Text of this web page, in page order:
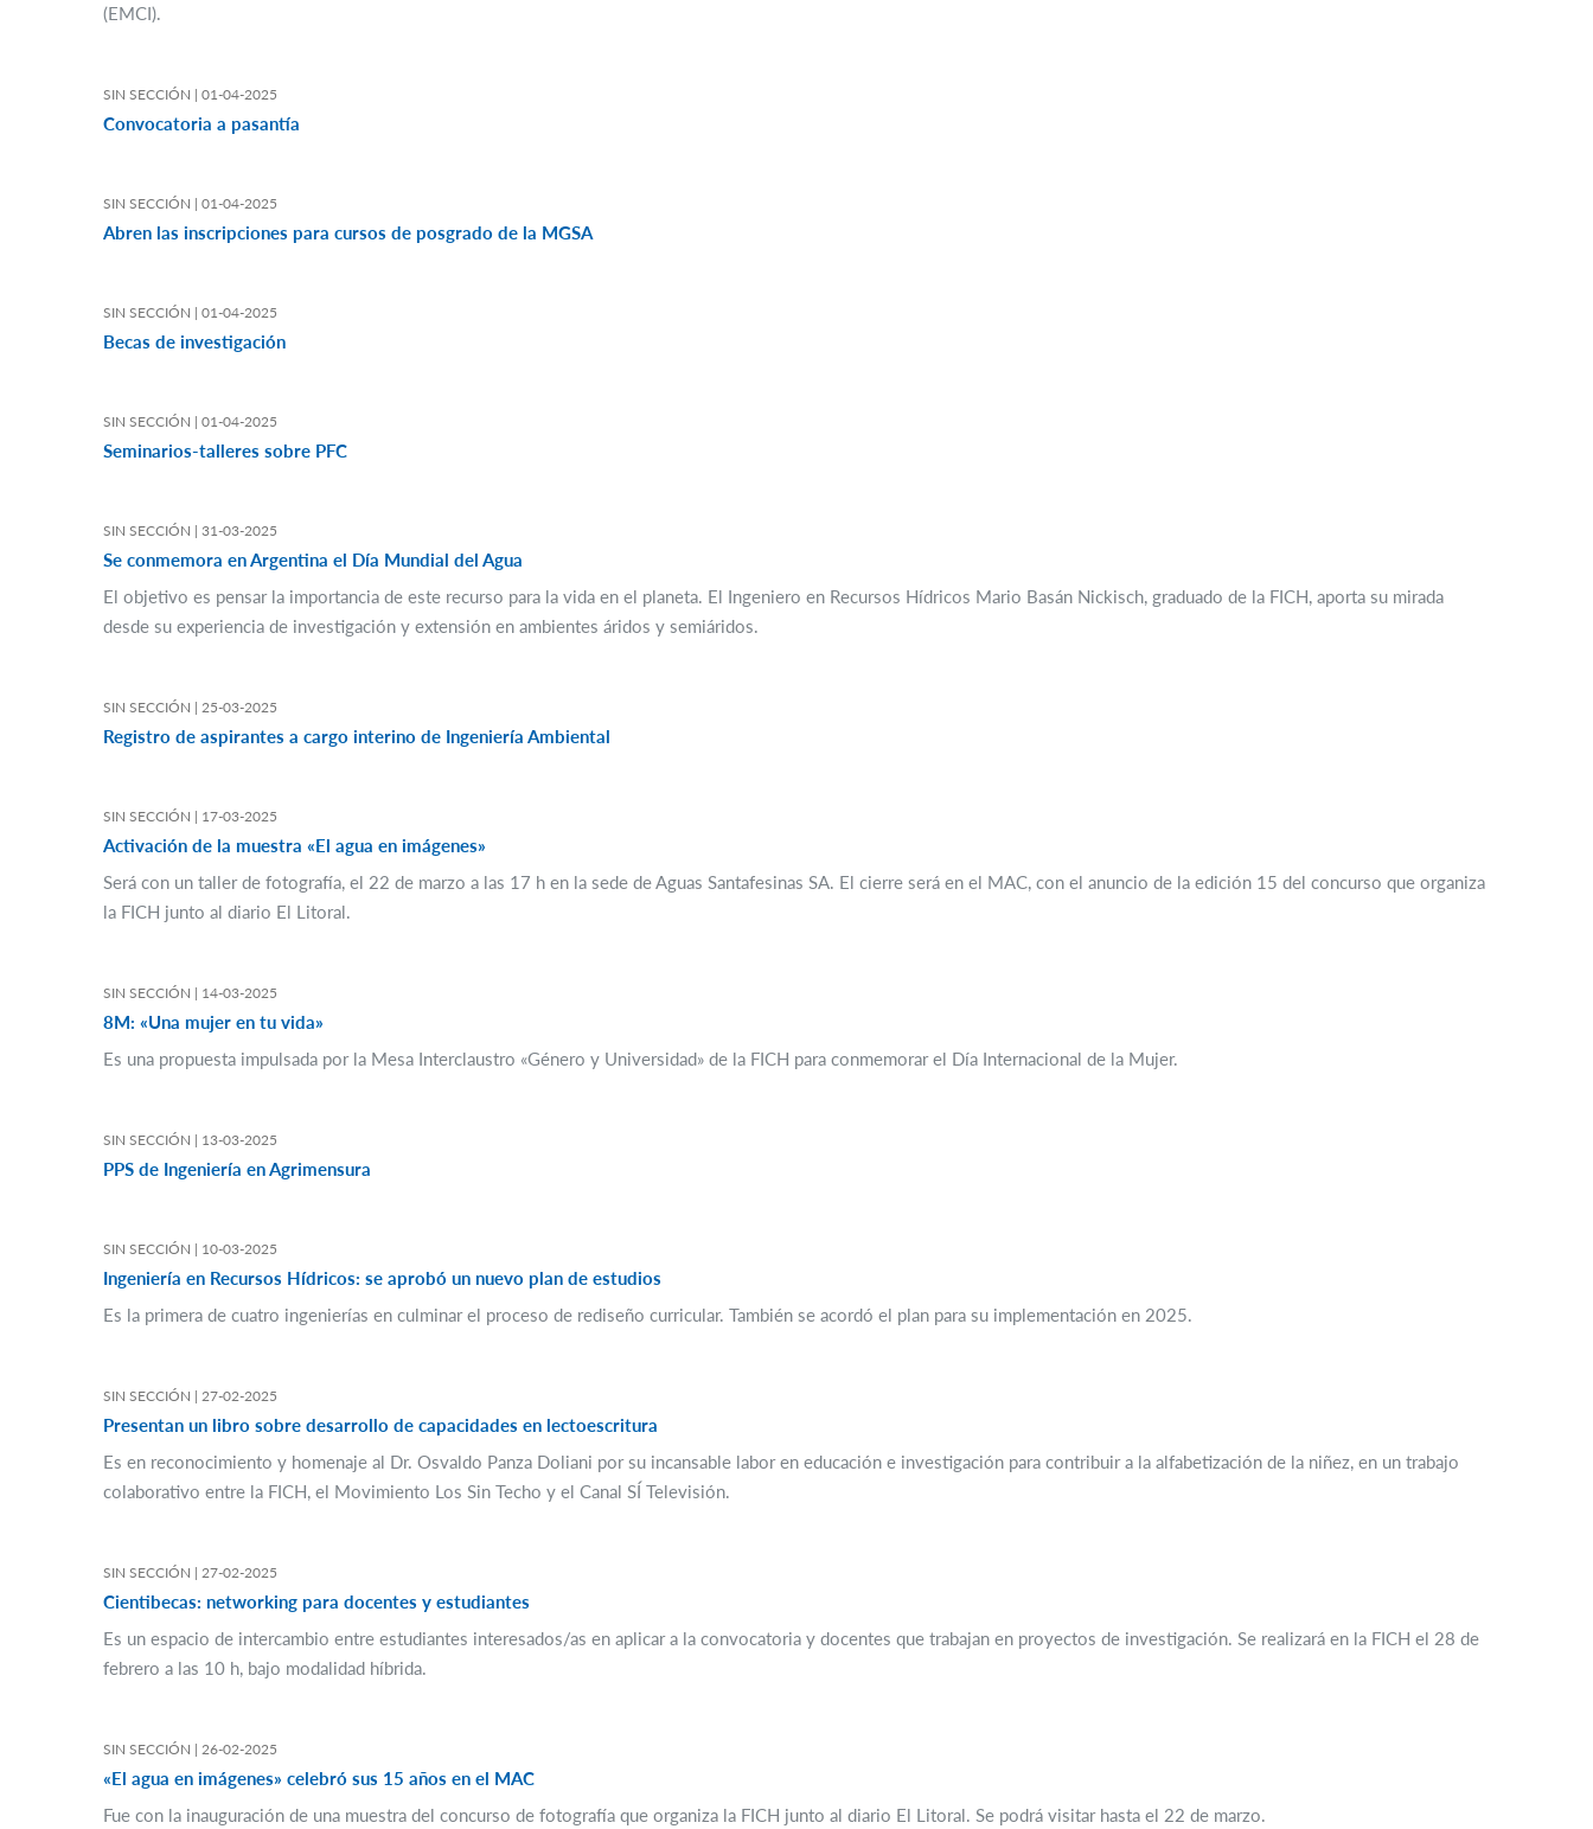
(EMCI).
SIN SECCIÓN | 01-04-2025
Convocatoria a pasantía
SIN SECCIÓN | 01-04-2025
Abren las inscripciones para cursos de posgrado de la MGSA
SIN SECCIÓN | 01-04-2025
Becas de investigación
SIN SECCIÓN | 01-04-2025
Seminarios-talleres sobre PFC
SIN SECCIÓN | 31-03-2025
Se conmemora en Argentina el Día Mundial del Agua
El objetivo es pensar la importancia de este recurso para la vida en el planeta. El Ingeniero en Recursos Hídricos Mario Basán Nickisch, graduado de la FICH, aporta su mirada
desde su experiencia de investigación y extensión en ambientes áridos y semiáridos.
SIN SECCIÓN | 25-03-2025
Registro de aspirantes a cargo interino de Ingeniería Ambiental
SIN SECCIÓN | 17-03-2025
Activación de la muestra «El agua en imágenes»
Será con un taller de fotografía, el 22 de marzo a las 17 h en la sede de Aguas Santafesinas SA. El cierre será en el MAC, con el anuncio de la edición 15 del concurso que organiza
la FICH junto al diario El Litoral.
SIN SECCIÓN | 14-03-2025
8M: «Una mujer en tu vida»
Es una propuesta impulsada por la Mesa Interclaustro «Género y Universidad» de la FICH para conmemorar el Día Internacional de la Mujer.
SIN SECCIÓN | 13-03-2025
PPS de Ingeniería en Agrimensura
SIN SECCIÓN | 10-03-2025
Ingeniería en Recursos Hídricos: se aprobó un nuevo plan de estudios
Es la primera de cuatro ingenierías en culminar el proceso de rediseño curricular. También se acordó el plan para su implementación en 2025.
SIN SECCIÓN | 27-02-2025
Presentan un libro sobre desarrollo de capacidades en lectoescritura
Es en reconocimiento y homenaje al Dr. Osvaldo Panza Doliani por su incansable labor en educación e investigación para contribuir a la alfabetización de la niñez, en un trabajo
colaborativo entre la FICH, el Movimiento Los Sin Techo y el Canal SÍ Televisión.
SIN SECCIÓN | 27-02-2025
Cientibecas: networking para docentes y estudiantes
Es un espacio de intercambio entre estudiantes interesados/as en aplicar a la convocatoria y docentes que trabajan en proyectos de investigación. Se realizará en la FICH el 28 de
febrero a las 10 h, bajo modalidad híbrida.
SIN SECCIÓN | 26-02-2025
«El agua en imágenes» celebró sus 15 años en el MAC
Fue con la inauguración de una muestra del concurso de fotografía que organiza la FICH junto al diario El Litoral. Se podrá visitar hasta el 22 de marzo.